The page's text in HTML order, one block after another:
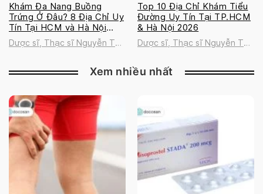
Khám Đa Nang Buồng
Trứng Ở Đâu? 8 Địa Chỉ Uy
Tín Tại HCM và Hà Nội
2026
Dược sĩ, Thạc sĩ Nguyễn Thị
Top 10 Địa Chỉ Khám Tiểu
Đường Uy Tín Tại TP.HCM
& Hà Nội 2026
Dược sĩ, Thạc sĩ Nguyễn Thị
Xem nhiều nhất